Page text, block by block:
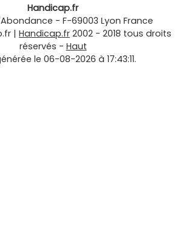
Handicap.fr
- F-69003 Lyon France
| Handicap.fr 2002 - 2018 tous droits
réservés - Haut
le 06-08-2026 à 17:43:11.